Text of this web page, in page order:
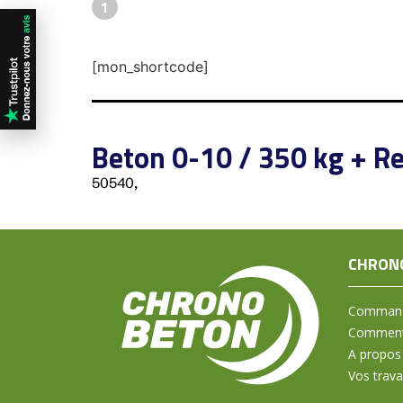
1
[mon_shortcode]
Beton 0-10 / 350 kg +
50540,
A propos
Vos